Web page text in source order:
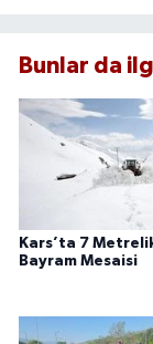
Bunlar da
Kars’ta 7
Bayram Mesaisi